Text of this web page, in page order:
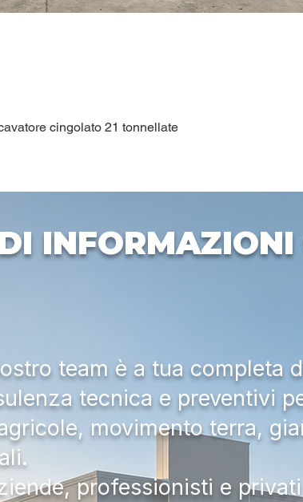
Vista rapida
cingolato 21 tonnellate
team è a tua completa
tecnica e preventivi
movimento terra,
professionisti e